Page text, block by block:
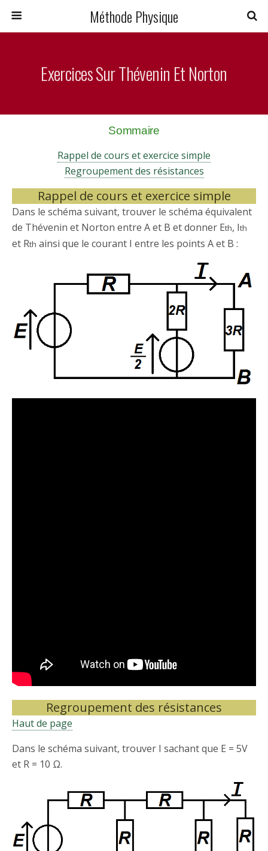
Méthode Physique
Exercices Sur Thévenin Et Norton
Sommaire
Rappel de cours et exercice simple
Regroupement des résistances
Rappel de cours et exercice simple
Dans le schéma suivant, trouver le schéma équivalent
de Thévenin et Norton entre A et B et donner Eth, Ith
et Rth ainsi que le courant I entre les points A et B :
Regroupement des résistances
Haut de page
Dans le schéma suivant, trouver I sachant que E = 5V
et R = 10 Ω.